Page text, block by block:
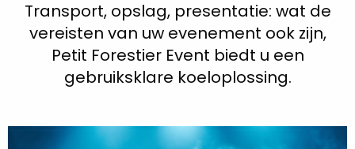
Transport, opslag, presentatie: wat de
vereisten van uw evenement ook zijn,
Petit Forestier Event biedt u een
gebruiksklare koeloplossing.